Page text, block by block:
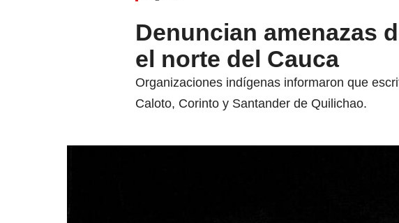
Denuncian amenazas
el norte del Cauca
Organizaciones indígenas informaron que
Caloto, Corinto y Santander de Quilichao.